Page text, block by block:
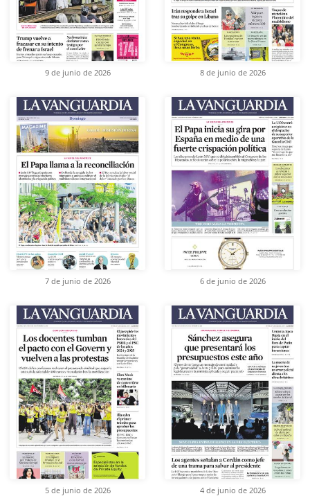
9 de junio de 2026 8 de junio de 2026
7 de junio de 2026 6 de junio de 2026
5 de junio de 2026 4 de junio de 2026